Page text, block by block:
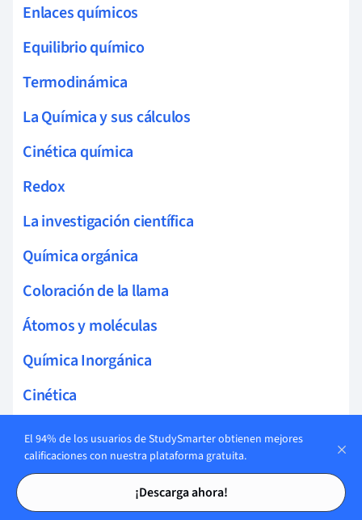
Tarjetas de estudio
Tarjetas de estudio
Enlaces químicos
Equilibrio químico
Termodinámica
La Química y sus cálculos
Cinética química
Redox
La investigación científica
Química orgánica
Coloración de la llama
Átomos y moléculas
Química Inorgánica
Cinética
La Atmósfera de la Tierra
Química Nuclear
Hacer Mediciones
El 94% de los usuarios de StudySmarter obtienen mejores
calificaciones con nuestra plataforma gratuita.
¡Descarga ahora!